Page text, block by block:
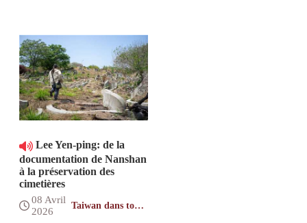
Lee Yen-ping: de la
documentation de Nanshan
à la préservation des
cimetières
08 Avril
2026
Taiwan dans toute